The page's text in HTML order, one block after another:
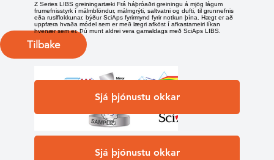
Tilbake
Z Series LIBS greiningartæki Frá háþróaðri greiningu á mjög lágum
frumefnisstyrk í málmblöndur, málmgrýti, saltvatni og dufti, til grunnefnis
eða ruslflokkunar, býður SciAps fyrirmynd fyrir notkun þína. Hægt er að
uppfæra hvaða módel sem er með lægri afköst í afkastameiri líkan
hvenær sem er. Þú munt aldrei vera gamaldags með SciAps LIBS.
Sjá þjónustu okkar
Sjá þjónustu okkar